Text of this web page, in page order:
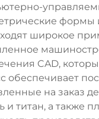
формы
широкое
CAD,
обеспечивает
на заказ
и титан, а также